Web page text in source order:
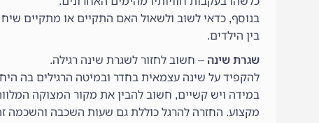
בנוסף, כדאי לשוב ולשאול האם התקיים או מתקיים
בין הילדים.
שגרת שינה – חשוב לחזור לשגרת שינה רגילה.
להקפיד על שינה עצמאית בחדר ובמיטה הרגילים בה
במידה ויש קשיים, חשוב להבין את מקור המצוקה
מקצוע. החזרה להרגל כוללת גם שעות השכבה והשכמה